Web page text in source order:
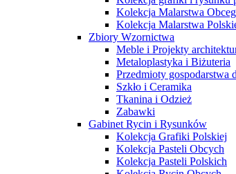
Kolekcja Malarstwa
Kolekcja Malarstwa
Zbiory Wzornictwa
Meble i Projekty
Metaloplastyka i Biżuteria
Przedmioty gospodarstwa
Szkło i Ceramika
Tkanina i Odzież
Zabawki
Gabinet Rycin i Rysunków
Kolekcja Grafiki Polskiej
Kolekcja Pasteli Obcych
Kolekcja Pasteli Polskich